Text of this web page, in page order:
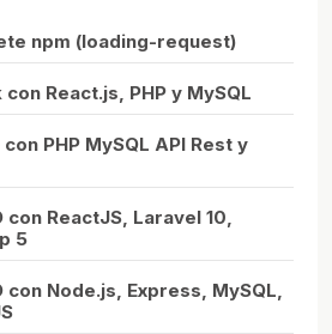
npm (loading-request)
con React.js, PHP y MySQL
con PHP MySQL API Rest y
con ReactJS, Laravel 10,
5
con Node.js, Express, MySQL,